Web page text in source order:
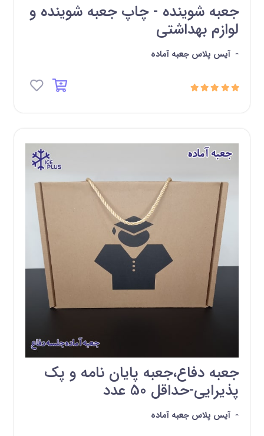
جعبه شوینده - چاپ جعبه شوینده و
لوازم بهداشتی
- آیس پلاس جعبه آماده
جعبه دفاع،جعبه پایان نامه و پک
پذیرایی-حداقل 50 عدد
- آیس پلاس جعبه آماده